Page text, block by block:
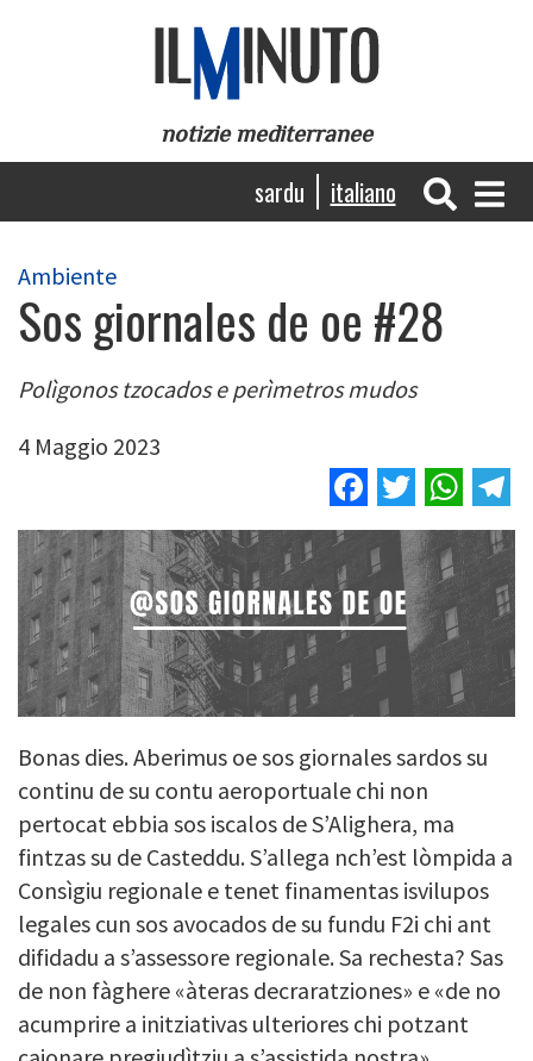
notizie mediterranee
Navigazione
principale
sardu italiano
Ambiente
Sos giornales de oe #28
Polìgonos tzocados e perìmetros mudos
4 Maggio 2023
Facebook
Twitter
Bonas dies. Aberimus oe sos giornales sardos su
continu de su contu aeroportuale chi non
pertocat ebbia sos iscalos de S’Alighera, ma
fintzas su de Casteddu. S’allega nch’est lòmpida a
Consìgiu regionale e tenet finamentas isvilupos
legales cun sos avocados de su fundu F2i chi ant
difidadu a s’assessore regionale. Sa rechesta? Sas
de non fàghere «àteras decraratziones» e «de no
acumprire a initziativas ulteriores chi potzant